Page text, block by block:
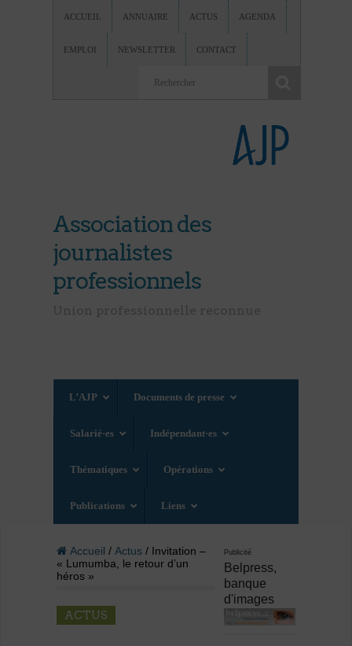
ACCUEIL ANNUAIRE ACTUS AGENDA
EMPLOI NEWSLETTER CONTACT
Association des
journalistes
professionnels
L’AJP Documents de presse
Salarié·es Indépendant·es
Thématiques Opérations
Publications Liens
Accueil / Actus/ Invitation –
« Lumumba, le retour d’un
héros »
ACTUS
Publicité
Belpress,
banque
d'images